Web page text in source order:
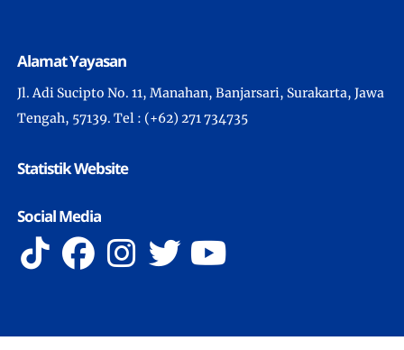
Alamat Yayasan
Jl. Adi Sucipto No. 11, Manahan, Banjarsari, Surakarta, Jawa
Tengah, 57139. Tel : (+62) 271 734735
Statistik Website
Social Media